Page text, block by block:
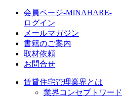
会員ページ-MINAHARE-
ログイン
メールマガジン
書籍のご案内
取材依頼
お問合せ
賃貸住宅管理業界とは
業界コンセプトワード